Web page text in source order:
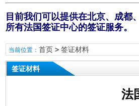
目前我们可以提供在北京、成都
所有法国签证中心的签证服务。
当前位置： 首页> 签证材料
签证材料
法